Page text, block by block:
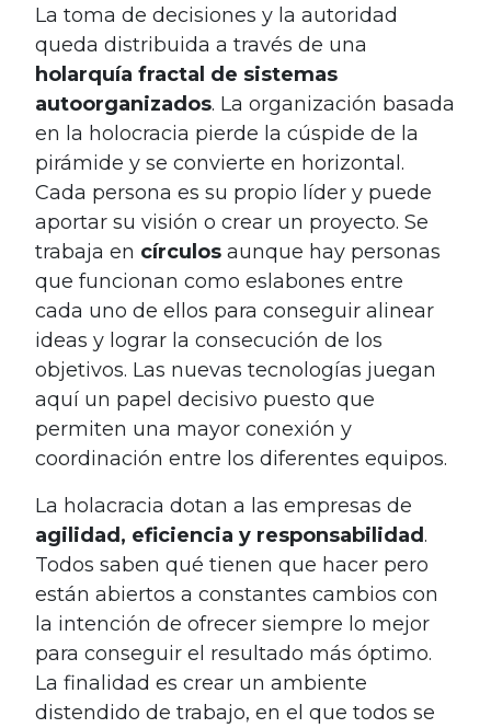
La toma de decisiones y la autoridad
queda distribuida a través de una
holarquía fractal de sistemas
autoorganizados. La organización basada
en la holocracia pierde la cúspide de la
pirámide y se convierte en horizontal.
Cada persona es su propio líder y puede
aportar su visión o crear un proyecto. Se
trabaja en círculos aunque hay personas
que funcionan como eslabones entre
cada uno de ellos para conseguir alinear
ideas y lograr la consecución de los
objetivos. Las nuevas tecnologías juegan
aquí un papel decisivo puesto que
permiten una mayor conexión y
coordinación entre los diferentes equipos.
La holacracia dotan a las empresas de
agilidad, eficiencia y responsabilidad.
Todos saben qué tienen que hacer pero
están abiertos a constantes cambios con
la intención de ofrecer siempre lo mejor
para conseguir el resultado más óptimo.
La finalidad es crear un ambiente
distendido de trabajo, en el que todos se